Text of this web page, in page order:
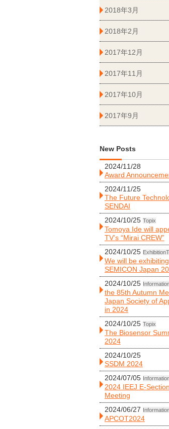
2018年3月
2018年2月
2017年12月
2017年11月
2017年10月
2017年9月
New Posts
2024/11/28
Award
2024/11/25
The Future
SENDAI
2024/10/25 Topix
Tomoya Ide will
TV’s “Mirai CREW”
2024/10/25 Exhibition
We will be
SEMICON Japan
2024/10/25
the 85th Autumn
Japan Society of
in 2024
2024/10/25 Topix
The Biosensor
2024
2024/10/25
SSDM 2024
2024/07/05
2024 IEEJ E-
Meeting
2024/06/27
APCOT2024